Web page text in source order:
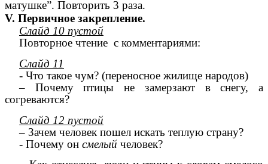
матушке”. Повторить 3 раза.
V. Первичное закрепление.
Слайд 10 пустой
Повторное чтение с комментариями:
Слайд 11
- Что такое чум? (переносное жилище народов)
– Почему птицы не замерзают в снегу, а
согреваются?
Слайд 12 пустой
– Зачем человек пошел искать теплую страну?
- Почему он смелый человек?